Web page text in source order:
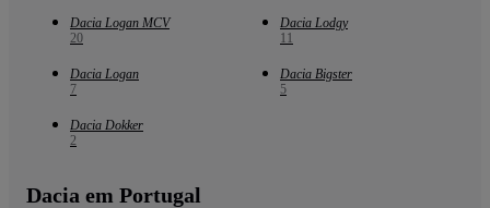
Dacia Logan MCV
20
Dacia Lodgy
11
Dacia Logan
7
Dacia Bigster
5
Dacia Dokker
2
Dacia em Portugal